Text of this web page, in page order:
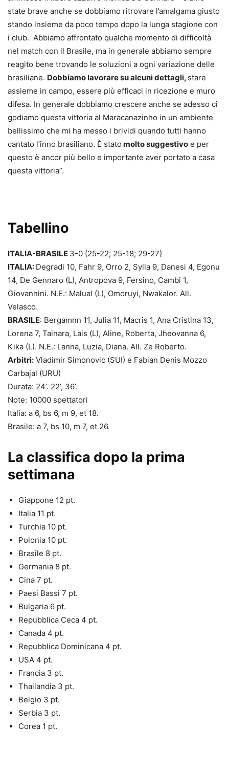
state brave anche se dobbiamo ritrovare l’amalgama giusto
stando insieme da poco tempo dopo la lunga stagione con
i club. Abbiamo affrontato qualche momento di difficoltà
nel match con il Brasile, ma in generale abbiamo sempre
reagito bene trovando le soluzioni a ogni variazione delle
brasiliane. Dobbiamo lavorare su alcuni dettagli, stare
assieme in campo, essere più efficaci in ricezione e muro
difesa. In generale dobbiamo crescere anche se adesso ci
godiamo questa vittoria al Maracanazinho in un ambiente
bellissimo che mi ha messo i brividi quando tutti hanno
cantato l’inno brasiliano. È stato molto suggestivo e per
questo è ancor più bello e importante aver portato a casa
questa vittoria”.
Tabellino
ITALIA-BRASILE 3-0 (25-22; 25-18; 29-27)
ITALIA: Degradi 10, Fahr 9, Orro 2, Sylla 9, Danesi 4, Egonu
14, De Gennaro (L), Antropova 9, Fersino, Cambi 1,
Giovannini. N.E.: Malual (L), Omoruyi, Nwakalor. All.
Velasco.
BRASILE: Bergamnn 11, Julia 11, Macris 1, Ana Cristina 13,
Lorena 7, Tainara, Lais (L), Aline, Roberta, Jheovanna 6,
Kika (L). N.E.: Lanna, Luzia, Diana. All. Ze Roberto.
Arbitri: Vladimir Simonovic (SUI) e Fabian Denis Mozzo
Carbajal (URU)
Durata: 24’. 22’, 36’.
Note: 10000 spettatori
Italia: a 6, bs 6, m 9, et 18.
Brasile: a 7, bs 10, m 7, et 26.
La classifica dopo la prima
settimana
Giappone 12 pt.
Italia 11 pt.
Turchia 10 pt.
Polonia 10 pt.
Brasile 8 pt.
Germania 8 pt.
Cina 7 pt.
Paesi Bassi 7 pt.
Bulgaria 6 pt.
Repubblica Ceca 4 pt.
Canada 4 pt.
Repubblica Dominicana 4 pt.
USA 4 pt.
Francia 3 pt.
Thailandia 3 pt.
Belgio 3 pt.
Serbia 3 pt.
Corea 1 pt.